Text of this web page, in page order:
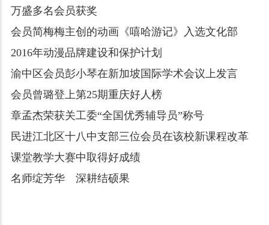
万盛多名会员获奖
会员简梅梅主创的动画《嘻哈游记》入选文化部
2016年动漫品牌建设和保护计划
渝中区会员彭小琴在新加坡国际学术会议上发言
会员曾璐登上第25期重庆好人榜
章孟杰荣获关工委“全国优秀辅导员”称号
民进江北区十八中支部三位会员在该校新课程改革
课堂教学大赛中取得好成绩
名师绽芳华 深耕结硕果